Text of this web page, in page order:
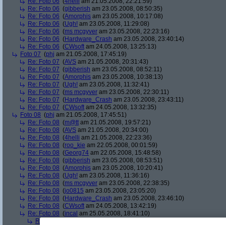
Re: Foto 06 (gibberish am 23.05.2008, 08:50:35)
Re: Foto 06 (Amorphis am 23.05.2008, 10:17:08)
Re: Foto 06 (Ugh! am 23.05.2008, 11:29:08)
Re: Foto 06 (ms mcgyver am 23.05.2008, 22:23:16)
Re: Foto 06 (Hardware_Crash am 23.05.2008, 23:40:14)
Re: Foto 06 (CWsoft am 24.05.2008, 13:25:13)
Foto 07 (phj am 21.05.2008, 17:45:19)
Re: Foto 07 (AVS am 21.05.2008, 20:31:43)
Re: Foto 07 (gibberish am 23.05.2008, 08:52:11)
Re: Foto 07 (Amorphis am 23.05.2008, 10:38:13)
Re: Foto 07 (Ugh! am 23.05.2008, 11:32:41)
Re: Foto 07 (ms mcgyver am 23.05.2008, 22:30:11)
Re: Foto 07 (Hardware_Crash am 23.05.2008, 23:43:11)
Re: Foto 07 (CWsoft am 24.05.2008, 13:32:35)
Foto 08 (phj am 21.05.2008, 17:45:51)
Re: Foto 08 (m@tt am 21.05.2008, 19:57:21)
Re: Foto 08 (AVS am 21.05.2008, 20:34:00)
Re: Foto 08 (4helli am 21.05.2008, 22:23:36)
Re: Foto 08 (roo_kie am 22.05.2008, 00:01:59)
Re: Foto 08 (Georg74 am 22.05.2008, 15:48:58)
Re: Foto 08 (gibberish am 23.05.2008, 08:53:51)
Re: Foto 08 (Amorphis am 23.05.2008, 10:20:41)
Re: Foto 08 (Ugh! am 23.05.2008, 11:36:16)
Re: Foto 08 (ms mcgyver am 23.05.2008, 22:38:35)
Re: Foto 08 (jo0815 am 23.05.2008, 23:05:20)
Re: Foto 08 (Hardware_Crash am 23.05.2008, 23:46:10)
Re: Foto 08 (CWsoft am 24.05.2008, 13:42:19)
Re: Foto 08 (incal am 25.05.2008, 18:41:10)
Re(2): Foto 08